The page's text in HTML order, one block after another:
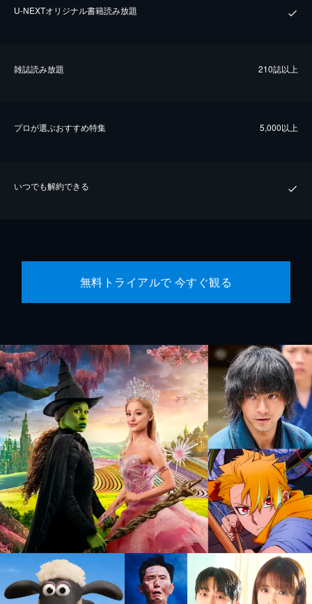
U-NEXTオリジナル書籍読み放題
雑誌読み放題 210誌以上
プロが選ぶおすすめ特集 5,000以上
いつでも解約できる
無料トライアルで 今すぐ観る